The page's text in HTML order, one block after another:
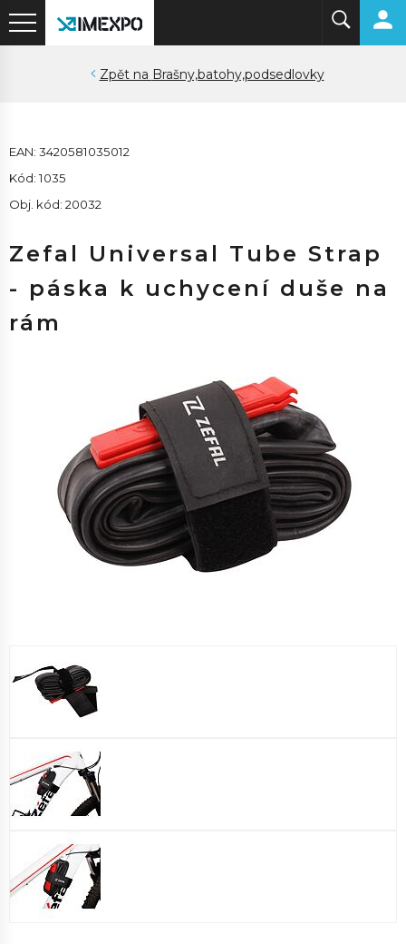
Brašny,batohy,podsedlovky
EAN: 3420581035012
Kód: 1035
Obj. kód: 20032
Zefal Universal Tube Strap
- páska k uchycení duše na
rám